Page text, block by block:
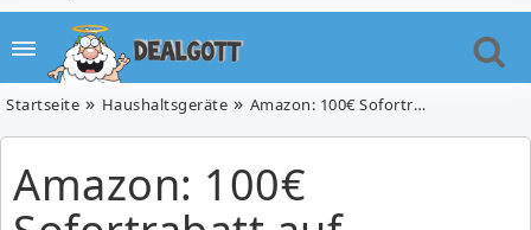
Startseite Haushaltsgeräte Amazon: 100€ Sofortrabatt auf ausgewählte Kaffee-Vollautomaten von Krups
Amazon: 100€